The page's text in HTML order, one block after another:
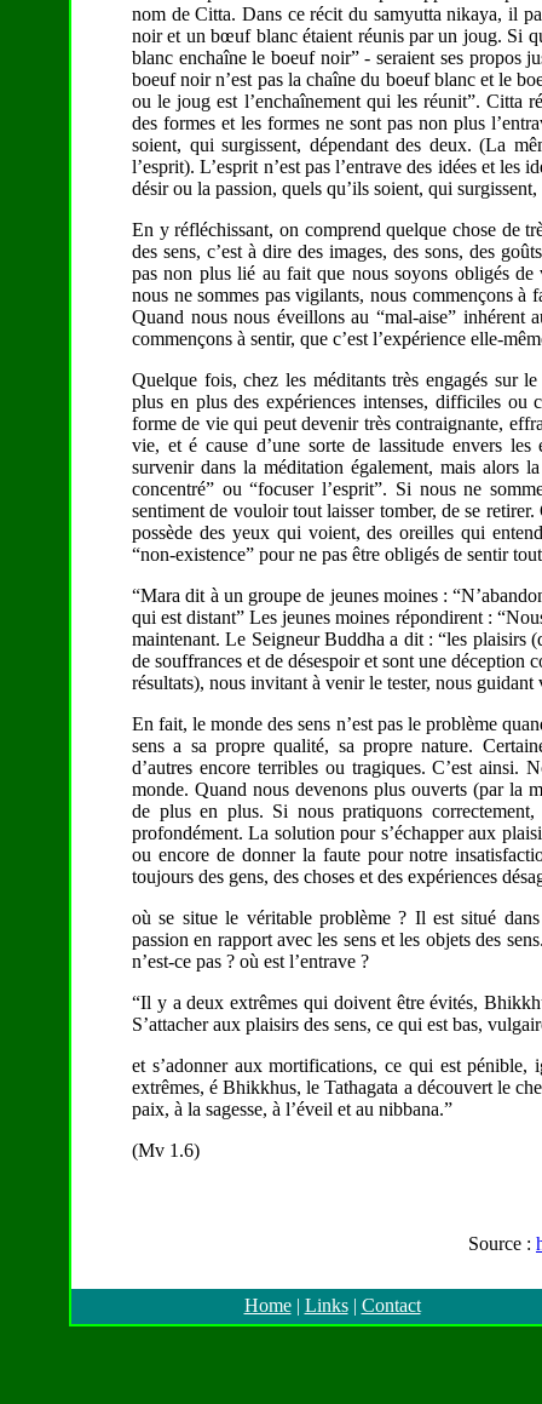
nom de Citta. Dans ce récit du samyutta nikaya, il
noir et un bœuf blanc étaient réunis par un joug. Si
blanc enchaîne le boeuf noir” - seraient ses propos
boeuf noir n’est pas la chaîne du boeuf blanc et le
ou le joug est l’enchaînement qui les réunit”. Citta
des formes et les formes ne sont pas non plus
soient, qui surgissent, dépendant des deux. (La
l’esprit). L’esprit n’est pas l’entrave des idées et les
désir ou la passion, quels qu’ils soient, qui
En y réfléchissant, on comprend quelque chose de
des sens, c’est à dire des images, des sons, des
pas non plus lié au fait que nous soyons obligés
nous ne sommes pas vigilants, nous commençons à
Quand nous nous éveillons au “mal-aise” inhérent
commençons à sentir, que c’est l’expérience elle-
Quelque fois, chez les méditants très engagés sur
plus en plus des expériences intenses, difficiles
forme de vie qui peut devenir très contraignante,
vie, et é cause d’une sorte de lassitude envers les
survenir dans la méditation également, mais alors
concentré” ou “focuser l’esprit”. Si nous ne
sentiment de vouloir tout laisser tomber, de se
possède des yeux qui voient, des oreilles qui
“non-existence” pour ne pas être obligés de sentir
“Mara dit à un groupe de jeunes moines :
qui est distant” Les jeunes moines répondirent :
maintenant. Le Seigneur Buddha a dit : “les plaisirs
de souffrances et de désespoir et sont une
résultats), nous invitant à venir le tester, nous guidant
En fait, le monde des sens n’est pas le problème
sens a sa propre qualité, sa propre nature.
d’autres encore terribles ou tragiques. C’est ainsi.
monde. Quand nous devenons plus ouverts (par la
de plus en plus. Si nous pratiquons
profondément. La solution pour s’échapper aux
ou encore de donner la faute pour notre
toujours des gens, des choses et des expériences
où se situe le véritable problème ? Il est situé dans
passion en rapport avec les sens et les objets des
n’est-ce pas ? où est l’entrave ?
“Il y a deux extrêmes qui doivent être évités,
S’attacher aux plaisirs des sens, ce qui est bas,
et s’adonner aux mortifications, ce qui est pénible,
extrêmes, é Bhikkhus, le Tathagata a découvert le
paix, à la sagesse, à l’éveil et au nibbana.”
(Mv 1.6)
Source :
Home| Links| Contact